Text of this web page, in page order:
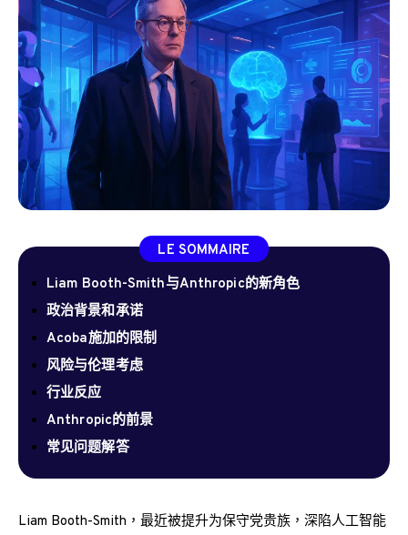
LE SOMMAIRE
Liam Booth-Smith与Anthropic的新角色
政治背景和承诺
Acoba施加的限制
风险与伦理考虑
行业反应
Anthropic的前景
常见问题解答
Liam Booth-Smith，最近被提升为保守党贵族，深陷人工智能